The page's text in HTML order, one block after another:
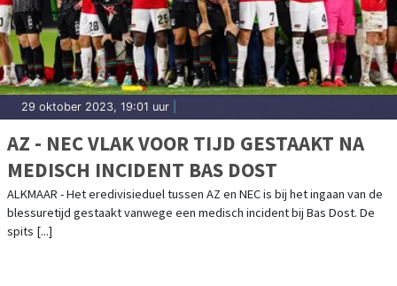
29 oktober 2023, 19:01 uur
AZ - NEC VLAK VOOR TIJD GESTAAKT NA
MEDISCH INCIDENT BAS DOST
ALKMAAR - Het eredivisieduel tussen AZ en NEC is bij het ingaan van de
blessuretijd gestaakt vanwege een medisch incident bij Bas Dost. De
spits [...]